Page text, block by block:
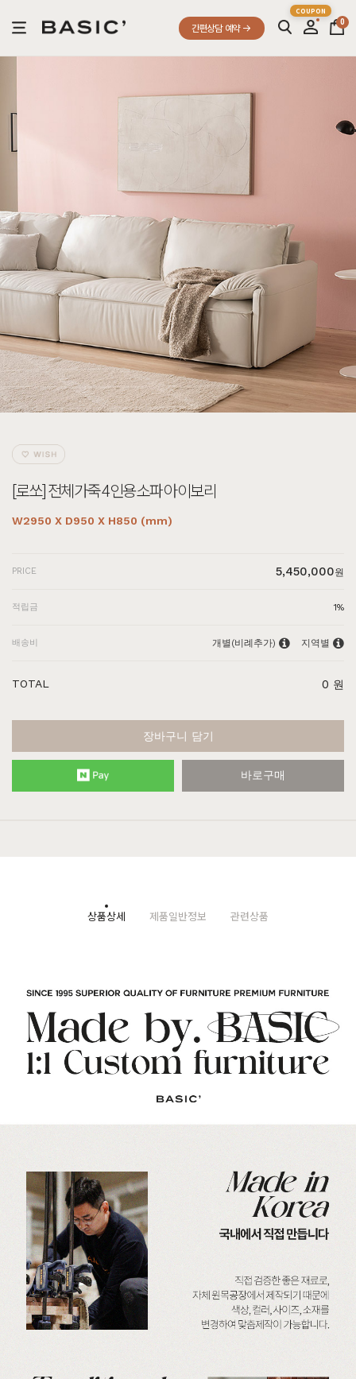
간편상담 예약
0
[로쏘] 전체가죽 4인용소파 아이보리
W2950 X D950 X H850 (mm)
PRICE 5,450,000원
적립금 1%
배송비 개별(비례추가) 지역별
TOTAL 0 원
장바구니 담기
바로구매
상품상세 제품일반정보 관련상품